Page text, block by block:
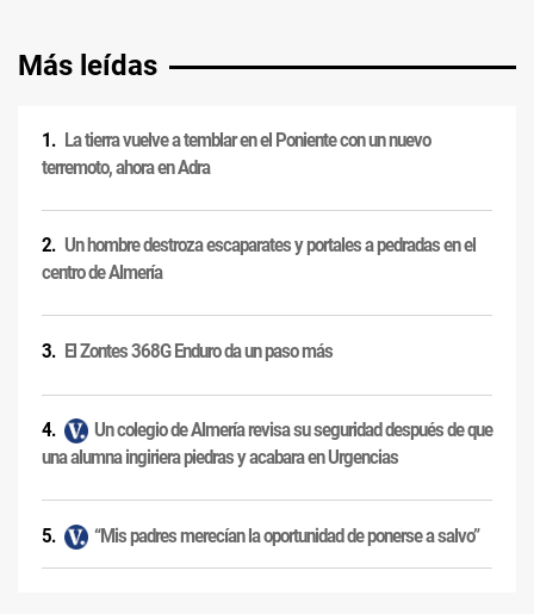
Más leídas
La tierra vuelve a temblar en el Poniente con un nuevo
terremoto, ahora en Adra
Un hombre destroza escaparates y portales a pedradas en el
centro de Almería
El Zontes 368G Enduro da un paso más
Un colegio de Almería revisa su seguridad después de que
una alumna ingiriera piedras y acabara en Urgencias
“Mis padres merecían la oportunidad de ponerse a salvo”